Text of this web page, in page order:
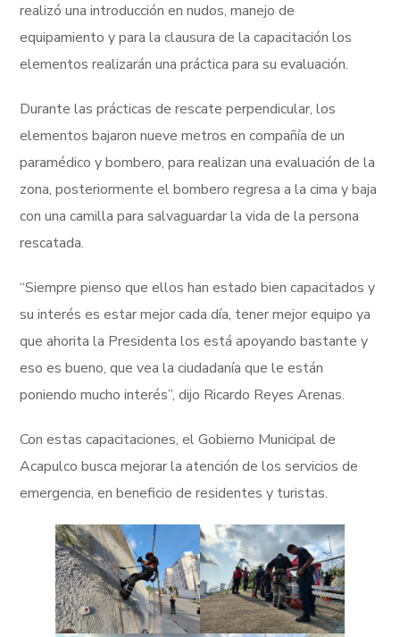
realizó una introducción en nudos, manejo de
equipamiento y para la clausura de la capacitación los
elementos realizarán una práctica para su evaluación.
Durante las prácticas de rescate perpendicular, los
elementos bajaron nueve metros en compañía de un
paramédico y bombero, para realizan una evaluación de la
zona, posteriormente el bombero regresa a la cima y baja
con una camilla para salvaguardar la vida de la persona
rescatada.
“Siempre pienso que ellos han estado bien capacitados y
su interés es estar mejor cada día, tener mejor equipo ya
que ahorita la Presidenta los está apoyando bastante y
eso es bueno, que vea la ciudadanía que le están
poniendo mucho interés”, dijo Ricardo Reyes Arenas.
Con estas capacitaciones, el Gobierno Municipal de
Acapulco busca mejorar la atención de los servicios de
emergencia, en beneficio de residentes y turistas.